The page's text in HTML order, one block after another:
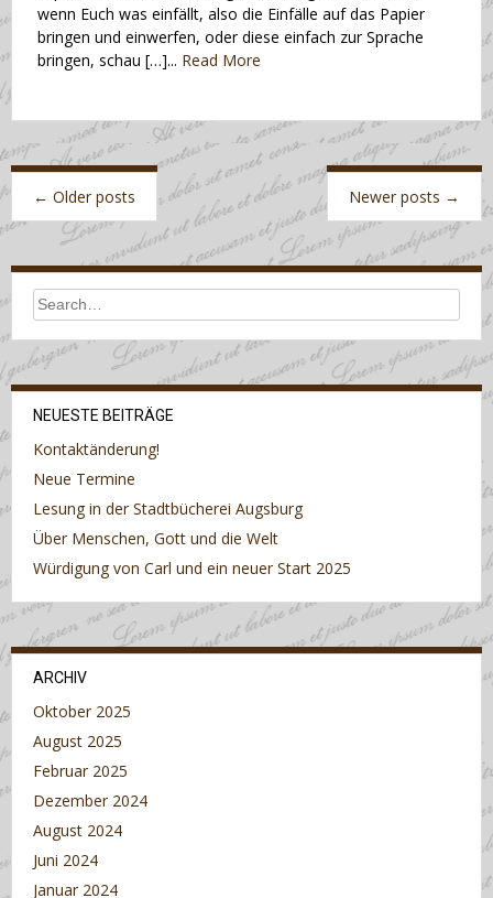
wenn Euch was einfällt, also die Einfälle auf das Papier
bringen und einwerfen, oder diese einfach zur Sprache
bringen, schau […]... Read More
Posts
navigation
← Older posts Newer posts →
NEUESTE BEITRÄGE
Kontaktänderung!
Neue Termine
Lesung in der Stadtbücherei Augsburg
Über Menschen, Gott und die Welt
Würdigung von Carl und ein neuer Start 2025
ARCHIV
Oktober 2025
August 2025
Februar 2025
Dezember 2024
August 2024
Juni 2024
Januar 2024